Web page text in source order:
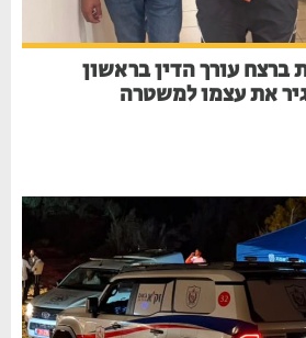
עורך הדין בראשון
את עצמו למשטרה